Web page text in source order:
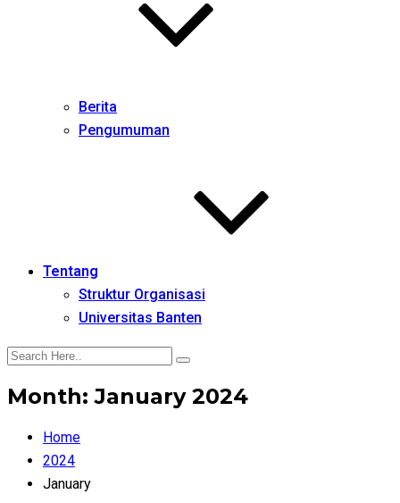
Berita
Pengumuman
Tentang
Struktur Organisasi
Universitas Banten
Month:January 2024
Home
2024
January